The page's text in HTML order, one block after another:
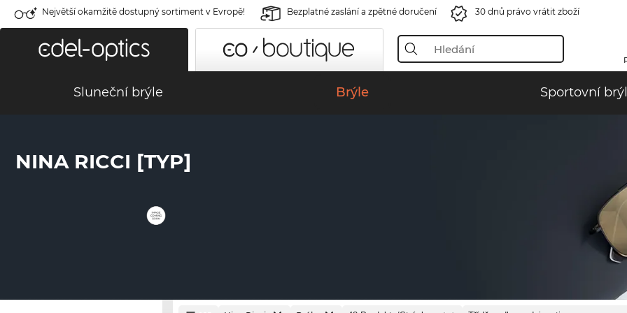
Největší okamžitě dostupný sortiment v Evropě! Bezplatné zaslání a zpětné doručení 30 dnů právo vrátit zboží
Sluneční brýle Brýle Sportovní
NINA RICCI [TYP]